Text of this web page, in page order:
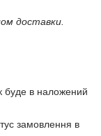
доставки.
буде в наложений
замовлення в